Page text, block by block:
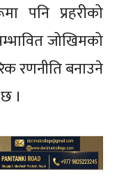
पनि प्रहरीको
जोखिमको
रणनीति बनाउने
।